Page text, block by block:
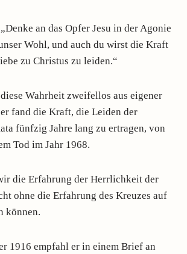
an das Opfer Jesu in der Agonie
Wohl, und auch du wirst die Kraft
zu Christus zu leiden.“
Wahrheit zweifellos aus eigener
fand die Kraft, die Leiden der
fünfzig Jahre lang zu ertragen, von
Tod im Jahr 1968.
die Erfahrung der Herrlichkeit der
ohne die Erfahrung des Kreuzes auf
können.
1916 empfahl er in einem Brief an